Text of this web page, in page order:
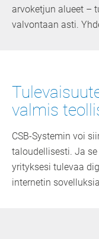
arvoketjun alueet –
valvontaan asti.
valmis
CSB-Systemin voi
taloudellisesti. Ja
yrityksesi tulevaa
internetin